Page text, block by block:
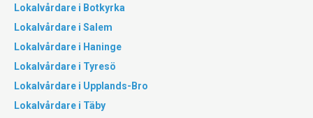
Lokalvårdare i Botkyrka
Lokalvårdare i Salem
Lokalvårdare i Haninge
Lokalvårdare i Tyresö
Lokalvårdare i Upplands-Bro
Lokalvårdare i Täby